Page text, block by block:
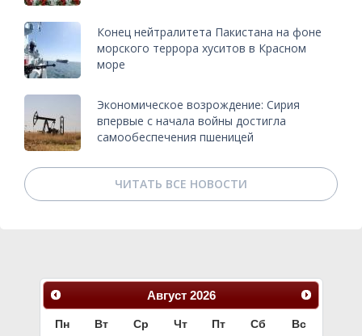
Конец нейтралитета Пакистана на фоне
морского террора хуситов в Красном
море
Экономическое возрождение: Сирия
впервые с начала войны достигла
самообеспечения пшеницей
ЧИТАТЬ ВСЕ НОВОСТИ
Август 2026
Пн Вт Ср Чт Пт Сб Вс